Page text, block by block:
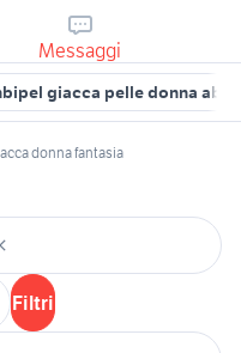
Messaggi
giacca pelle donna
donna fantasia
Filtri